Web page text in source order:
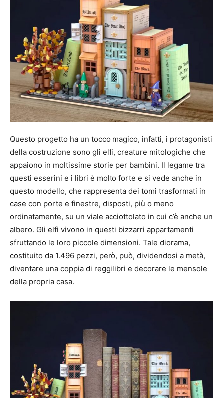
Questo progetto ha un tocco magico, infatti, i protagonisti
della costruzione sono gli elfi, creature mitologiche che
appaiono in moltissime storie per bambini. Il legame tra
questi esserini e i libri è molto forte e si vede anche in
questo modello, che rappresenta dei tomi trasformati in
case con porte e finestre, disposti, più o meno
ordinatamente, su un viale acciottolato in cui c’è anche un
albero. Gli elfi vivono in questi bizzarri appartamenti
sfruttando le loro piccole dimensioni. Tale diorama,
costituito da 1.496 pezzi, però, può, dividendosi a metà,
diventare una coppia di reggilibri e decorare le mensole
della propria casa.